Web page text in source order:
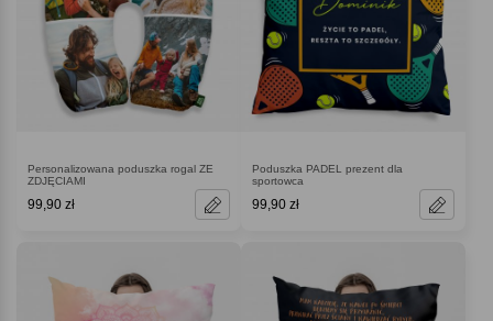
Personalizowana poduszka rogal ZE
ZDJĘCIAMI
99,90 zł
Poduszka PADEL prezent dla
sportowca
99,90 zł